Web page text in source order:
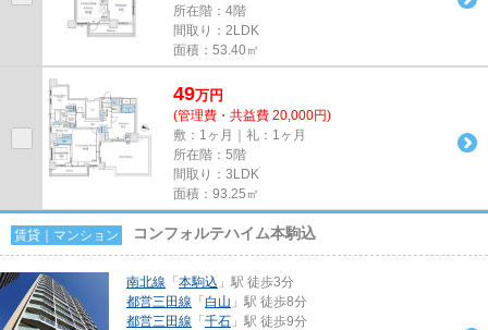
所在階：4階
間取り：2LDK
面積：53.40㎡
49万円
(管理費・共益費 20,000円)
敷：1ヶ月｜礼：1ヶ月
所在階：5階
間取り：3LDK
面積：93.25㎡
賃貸｜マンション コンフォルテハイム本駒込
南北線 「 本駒込 」駅 徒歩3分
都営三田線 「 白山 」駅 徒歩8分
都営三田線 「 千石 」駅 徒歩9分